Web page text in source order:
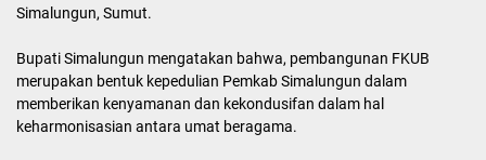
Simalungun, Sumut.
Bupati Simalungun mengatakan bahwa, pembangunan FKUB
merupakan bentuk kepedulian Pemkab Simalungun dalam
memberikan kenyamanan dan kekondusifan dalam hal
keharmonisasian antara umat beragama.